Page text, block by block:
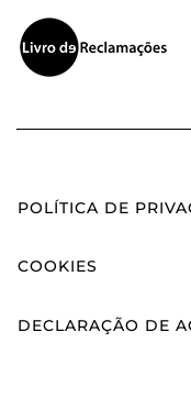
POLÍTICA DE
COOKIES
DECLARAÇÃO DE